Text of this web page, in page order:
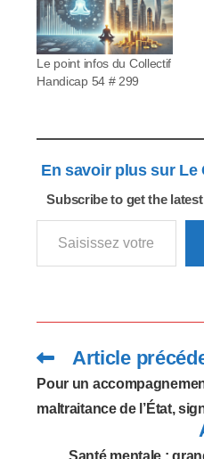
Le point infos du Collectif
Handicap 54 # 299
En savoir plus sur Le
Subscribe to get the
Saisissez votre adresse e-mail…
Read
more
articles
Article
Pour un
maltraitance de l’État,
Santé mentale :